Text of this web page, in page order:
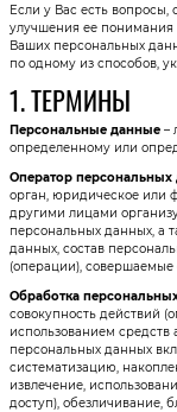
Если у Вас есть
улучшения ее понимания
Ваших персональных
по одному из способов,
1. ТЕРМИНЫ
Персональные данные–
определенному или
Оператор персональных
орган, юридическое или
другими лицами
персональных данных, а
данных, состав
(операции),
Обработка
совокупность действий
использованием средств
персональных данных
систематизацию,
извлечение,
доступ), обезличивание,